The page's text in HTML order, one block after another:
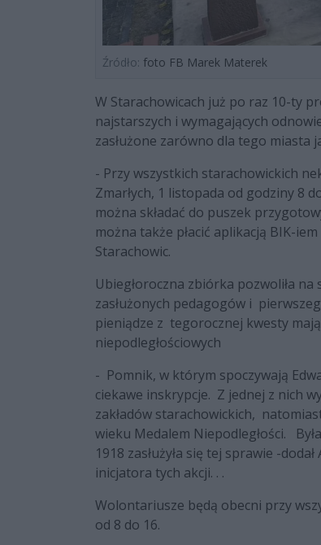
Źródło: foto FB Marek Materek
W Starachowicach już po raz 10-ty
najstarszych i wymagających
zasłużone zarówno dla tego miasta
- Przy wszystkich starachowickich
Zmarłych, 1 listopada od godziny 8
można składać do puszek
można także płacić aplikacją BIK-
Starachowic.
Ubiegłoroczna zbiórka pozwoliła
zasłużonych pedagogów i
pieniądze z tegorocznej kwesty
niepodległościowych
- Pomnik, w którym spoczywają
ciekawe inskrypcje. Z jednej z nich
zakładów starachowickich,
wieku Medalem Niepodległości.
1918 zasłużyła się tej sprawie -
inicjatora tych akcji. . .
Wolontariusze będą obecni przy
od 8 do 16.